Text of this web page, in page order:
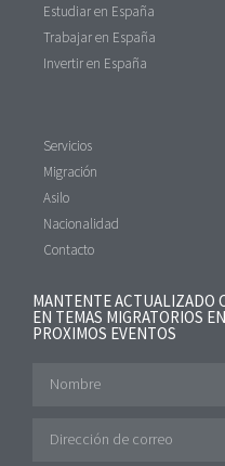
Estudiar en España
Trabajar en España
Invertir en España
Servicios
Migración
Asilo
Nacionalidad
Contacto
MANTENTE ACTUALIZADO
EN TEMAS MIGRATORIOS
PROXIMOS EVENTOS